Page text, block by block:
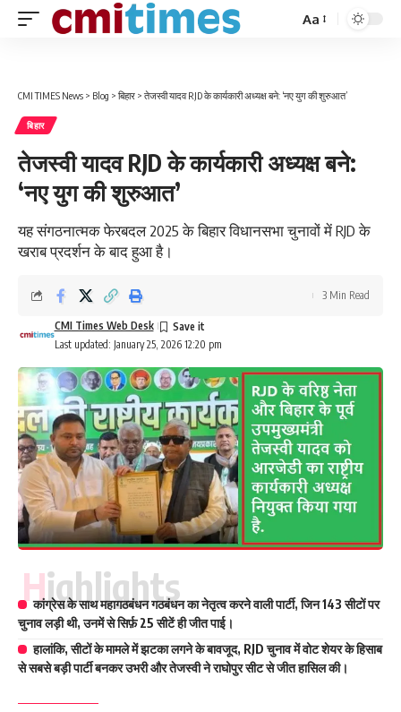
Font
Aa
CMI TIMES News > Blog > बिहार > तेजस्वी यादव RJD के कार्यकारी अध्यक्ष बने: ‘नए युग की शुरुआत’
बिहार
तेजस्वी यादव RJD के कार्यकारी अध्यक्ष बने:
‘नए युग की शुरुआत’
यह संगठनात्मक फेरबदल 2025 के बिहार विधानसभा चुनावों में RJD के
खराब प्रदर्शन के बाद हुआ है।
Last updated: January 25, 2026 12:20 pm
CMI Times Web Desk
3 Min Read
Highlights
कांग्रेस के साथ महागठबंधन गठबंधन का नेतृत्व करने वाली पार्टी, जिन 143 सीटों पर
चुनाव लड़ी थी, उनमें से सिर्फ़ 25 सीटें ही जीत पाई।
हालांकि, सीटों के मामले में झटका लगने के बावजूद, RJD चुनाव में वोट शेयर के हिसाब
से सबसे बड़ी पार्टी बनकर उभरी और तेजस्वी ने राघोपुर सीट से जीत हासिल की।